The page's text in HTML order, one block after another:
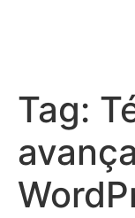
Tag: